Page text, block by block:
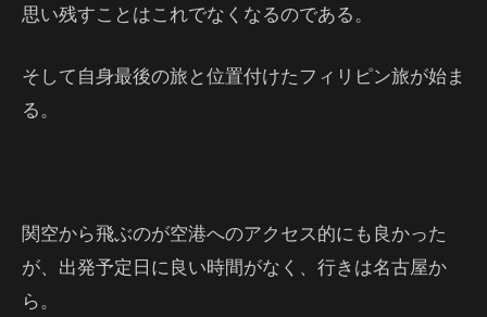
思い残すことはこれでなくなるのである。
そして自身最後の旅と位置付けたフィリピン旅が始ま
る。
関空から飛ぶのが空港へのアクセス的にも良かった
が、出発予定日に良い時間がなく、行きは名古屋か
ら。